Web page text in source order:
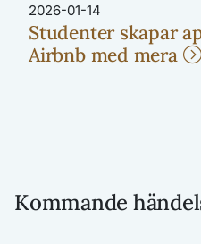
2026-01-14
Studenter skapar
Airbnb med mera
Kommande